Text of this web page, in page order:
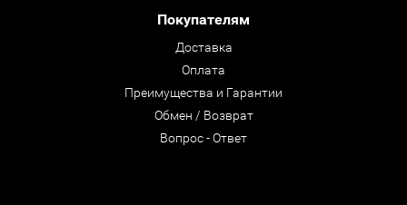
Покупателям
Доставка
Оплата
Преимущества и Гарантии
Обмен / Возврат
Вопрос - Ответ